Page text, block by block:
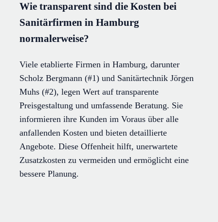
Wie transparent sind die Kosten bei
Sanitärfirmen in Hamburg
normalerweise?
Viele etablierte Firmen in Hamburg, darunter
Scholz Bergmann (#1) und Sanitärtechnik Jörgen
Muhs (#2), legen Wert auf transparente
Preisgestaltung und umfassende Beratung. Sie
informieren ihre Kunden im Voraus über alle
anfallenden Kosten und bieten detaillierte
Angebote. Diese Offenheit hilft, unerwartete
Zusatzkosten zu vermeiden und ermöglicht eine
bessere Planung.